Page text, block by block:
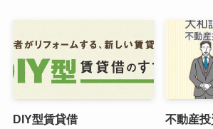
DIY型賃貸借
不動産